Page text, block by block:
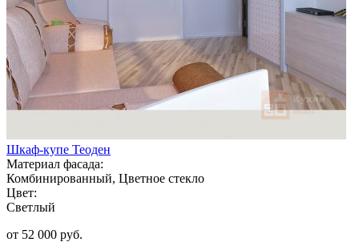
Шкаф-купе Теоден
Материал фасада:
Комбинированный, Цветное стекло
Цвет:
Светлый
от 52 000 руб.